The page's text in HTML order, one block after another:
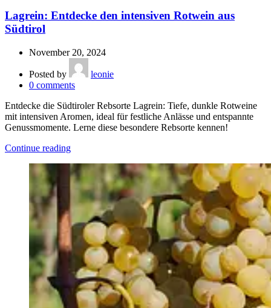
Lagrein: Entdecke den intensiven Rotwein aus
Südtirol
November 20, 2024
Posted by
leonie
0 comments
Entdecke die Südtiroler Rebsorte Lagrein: Tiefe, dunkle Rotweine
mit intensiven Aromen, ideal für festliche Anlässe und entspannte
Genussmomente. Lerne diese besondere Rebsorte kennen!
Continue reading